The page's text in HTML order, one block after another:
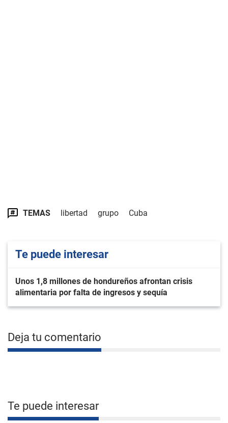
TEMAS libertad grupo Cuba
Te puede interesar
Unos 1,8 millones de hondureños afrontan crisis
alimentaria por falta de ingresos y sequía
Deja tu comentario
Te puede interesar